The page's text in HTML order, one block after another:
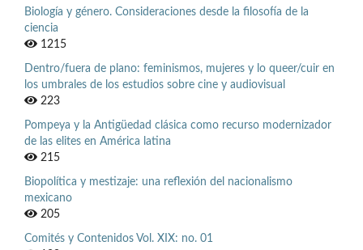
Biología y género. Consideraciones desde la filosofía de la
ciencia
1215
Dentro/fuera de plano: feminismos, mujeres y lo queer/cuir en
los umbrales de los estudios sobre cine y audiovisual
223
Pompeya y la Antigüedad clásica como recurso modernizador
de las elites en América latina
215
Biopolítica y mestizaje: una reflexión del nacionalismo
mexicano
205
Comités y Contenidos Vol. XIX: no. 01